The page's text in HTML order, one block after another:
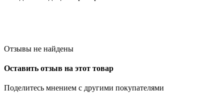
Отзывы не найдены
Оставить отзыв на этот товар
Поделитесь мнением с другими покупателями